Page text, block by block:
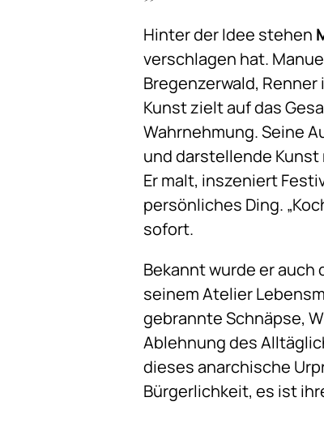
Hinter der Idee stehen
verschlagen hat.
Bregenzerwald,
Kunst zielt auf das
Wahrnehmung. Seine
und darstellende Kunst
Er malt, inszeniert
persönliches Ding.
sofort.
Bekannt wurde er auch
seinem Atelier
gebrannte Schnäpse,
Ablehnung des
dieses anarchische
Bürgerlichkeit, es ist